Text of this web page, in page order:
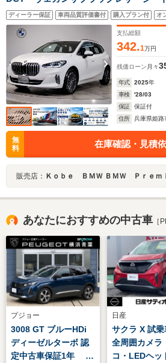
ー カーブドディスプレイ アンビエ
ドアップディスプレイ メモリー付き
動トランク(キックオープン付き) アッ
ディーラー保証 車両品質評価書付 購入プラン付 オ
支払総額
342.1万円
残価ローン 月々
年式 2025年
車検
'28/03
保証
保証付
住所
兵庫県姫路
無
料
在庫確認・見積
販売店： Ｋｏｂｅ ＢＭＷ ＢＭＷ Ｐｒｅｍｉｕｍ Ｓ
あなたにおすすめの中古車 ［
プジョー
3008 GT ブルーHDi
ディーゼルターボ 認
定中古車保証1年 パ
日産
サクラ X 試乗
全周囲カメラ
コ・LEDヘッ